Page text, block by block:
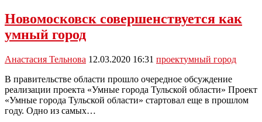
проекте
«Живи
помни»
Новомосковск совершенствуется как
умный город
Анастасия Тельнова 12.03.2020 16:31 проектумный город
В правительстве области прошло очередное обсуждение
реализации проекта «Умные города Тульской области» Проект
«Умные города Тульской области» стартовал еще в прошлом
году. Одно из самых…